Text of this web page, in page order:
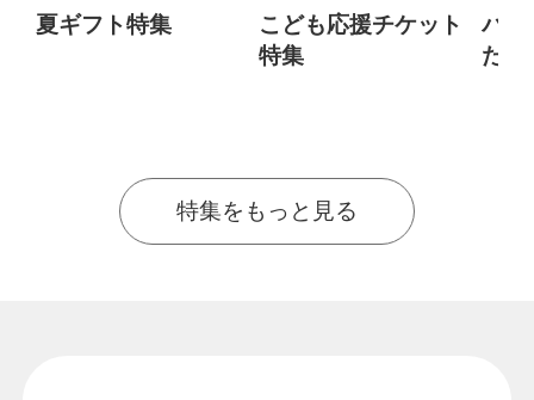
夏ギフト特集
こども応援チケット
特集
パパ
た時
特集をもっと見る